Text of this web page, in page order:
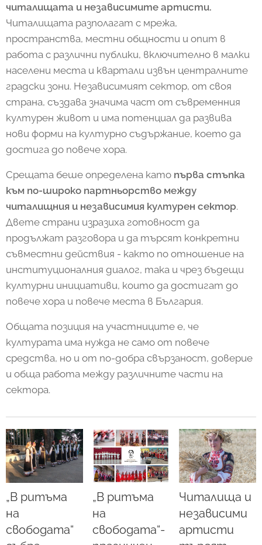
читалищата и независимите артисти.
Читалищата разполагат с мрежа,
пространства, местни общности и опит в
работа с различни публики, включително в малки
населени места и квартали извън централните
градски зони. Независимият сектор, от своя
страна, създава значима част от съвременния
културен живот и има потенциал да развива
нови форми на културно съдържание, което да
достига до повече хора.
Срещата беше определена като първа стъпка
към по-широко партньорство между
читалищния и независимия културен сектор.
Двете страни изразиха готовност да
продължат разговора и да търсят конкретни
съвместни действия - както по отношение на
институционалния диалог, така и чрез бъдещи
културни инициативи, които да достигат до
повече хора и повече места в България.
Общата позиция на участниците е, че
културата има нужда не само от повече
средства, но и от по-добра свързаност, доверие
и обща работа между различните части на
сектора.
„В ритъма
на
свободата“
„В ритъма
на
свободата“-
Читалища и
независими
артисти